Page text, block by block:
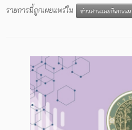
รายการนี้ถูกเผยแพร่ใน ข่าวสารและกิจกรรม